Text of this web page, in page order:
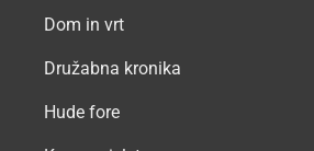
Dom in vrt
Družabna kronika
Hude fore